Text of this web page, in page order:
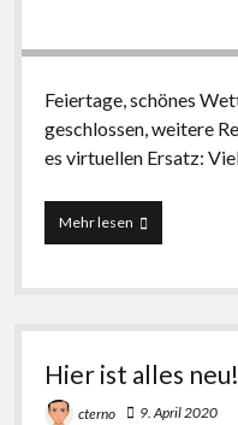
Feiertage, schönes
geschlossen, weitere
es virtuellen Ersatz:
Mehr lesenVirtuelle
Aktivitäten
den
Hier ist alles neu!
cterno 9. April 2020